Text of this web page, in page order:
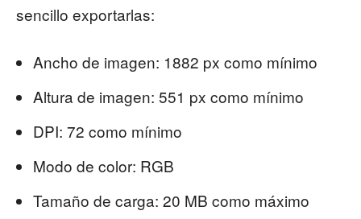
sencillo exportarlas:
Ancho de imagen: 1882 px como mínimo
Altura de imagen: 551 px como mínimo
DPI: 72 como mínimo
Modo de color: RGB
Tamaño de carga: 20 MB como máximo